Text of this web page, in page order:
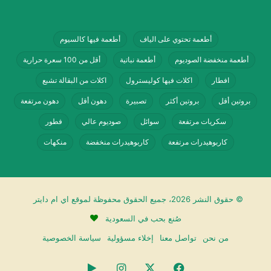
السكر الطبيعي: 1 جرام
السكر المضاف:
(رقم قليل ولا يفسد
الدايت، ولكنه يوضع لتحسين الطعم وتنشيط
الخميرة).
الصوديوم: 103 ملجم
(نسبة معتدلة، ولكن
🔬 تفكيك وقراءة المكونات: مما يُصنع
توست النخالة؟
أطعمة تحتوي على الياف أطعمة فيها كالسيوم
أطعمة منخفضة الصوديوم أطعمة نباتية أقل من 100 سعرة حرارية
افطار اكلات فيها كوليسترول اكلات من البقالة تشبع
بروتين أقل بروتين أكثر تصبيرة دهون أقل دهون مرتفعة
سكريات مرتفعة سوائل صوديوم عالي فطور
كاربوهيدرات مرتفعة كاربوهيدرات منخفضة منكهات
© حقوق النشر 2026، جميع الحقوق محفوظة لموقع اي ام دايتر
صُنع بحب في السعودية
من نحن
تواصل معنا إخلاء مسؤولية سياسة الخصوصية
فيسبوك انستقرام‏Google